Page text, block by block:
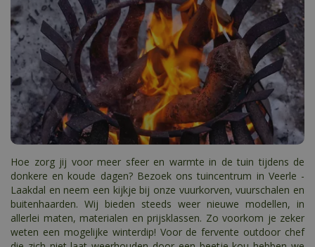
Hoe zorg jij voor meer sfeer en warmte in de tuin tijdens de
donkere en koude dagen? Bezoek ons tuincentrum in Veerle -
Laakdal en neem een kijkje bij onze vuurkorven, vuurschalen en
buitenhaarden. Wij bieden steeds weer nieuwe modellen, in
allerlei maten, materialen en prijsklassen. Zo voorkom je zeker
weten een mogelijke winterdip! Voor de fervente outdoor chef